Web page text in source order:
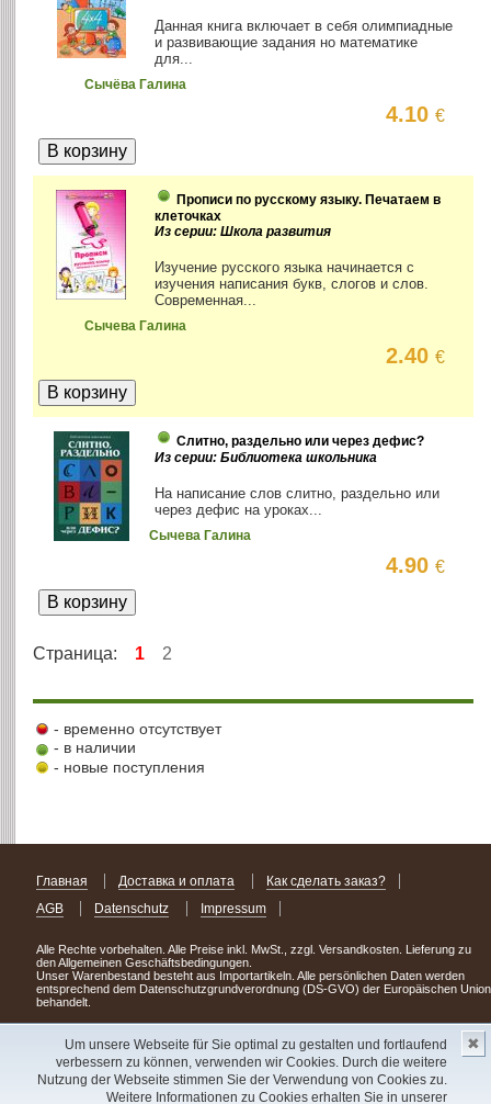
Um unsere Webseite für Sie optimal zu gestalten und fortlaufend
verbessern zu können, verwenden wir Cookies. Durch die weitere
Nutzung der Webseite stimmen Sie der Verwendung von Cookies zu.
Weitere Informationen zu Cookies erhalten Sie in unserer
✖
Данная книга включает в себя олимпиадные
и развивающие задания но математике
для...
Сычёва Галина
4.10€
Прописи по русскому языку. Печатаем в
клеточках
Из серии: Школа развития
Изучение русского языка начинается с
изучения написания букв, слогов и слов.
Современная...
Сычева Галина
2.40€
Слитно, раздельно или через дефис?
Из серии: Библиотека школьника
На написание слов слитно, раздельно или
через дефис на уроках...
Сычева Галина
4.90€
Страница: 1 2
- временно отсутствует
- в наличии
- новые поступления
Главная Доставка и оплата
Как сделать заказ?
AGB
Datenschutz Impressum
Alle Rechte vorbehalten. Alle Preise inkl. MwSt., zzgl. Versandkosten. Lieferung zu
den Allgemeinen Geschäftsbedingungen.
Unser Warenbestand besteht aus Importartikeln. Alle persönlichen Daten werden
entsprechend dem Datenschutzgrundverordnung (DS-GVO) der Europäischen Union
behandelt.
Сделав заказ сегодня, уже через день или два Вы можете стать обладателем
НОВИНКИ из Германии! Удачного поиска!
Copyright 2003 - 2023 © Express-Kniga
V.A.Vorobiev